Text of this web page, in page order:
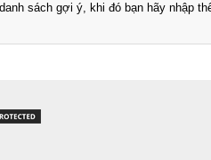
sách gợi ý, khi đó bạn hãy nhập